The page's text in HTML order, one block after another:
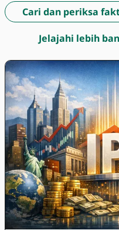
Cari dan periksa
Jelajahi lebih